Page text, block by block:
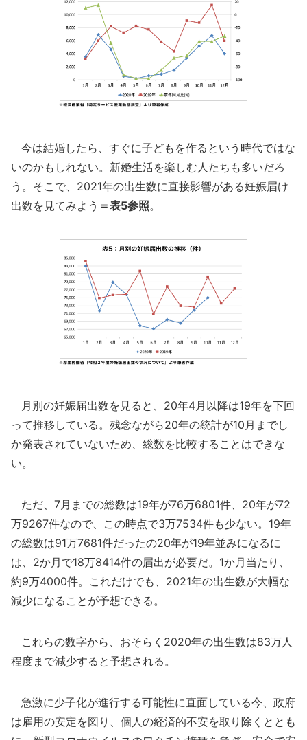
今は結婚したら、すぐに子どもを作るという時代ではな
いのかもしれない。新婚生活を楽しむ人たちも多いだろ
う。そこで、2021年の出生数に直接影響がある妊娠届け
出数を見てみよう ＝表5参照。
月別の妊娠届出数を見ると、20年4月以降は19年を下回
って推移している。残念ながら20年の統計が10月までし
か発表されていないため、総数を比較することはできな
い。
ただ、7月までの総数は19年が76万6801件、20年が72
万9267件なので、この時点で3万7534件も少ない。19年
の総数は91万7681件だったの20年が19年並みになるに
は、2か月で18万8414件の届出が必要だ。1か月当たり、
約9万4000件。これだけでも、2021年の出生数が大幅な
減少になることが予想できる。
これらの数字から、おそらく2020年の出生数は83万人
程度まで減少すると予想される。
急激に少子化が進行する可能性に直面している今、政府
は雇用の安定を図り、個人の経済的不安を取り除くととも